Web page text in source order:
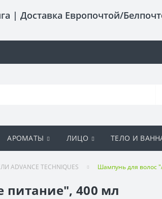
| Доставка Европочтой/
АРОМАТЫ ЛИЦО ТЕЛО И
TECHNIQUES Шампунь для волос
питание", 400 мл